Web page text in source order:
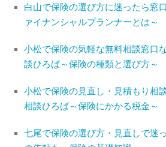
白山で保険の選び方に迷ったら窓
ァイナンシャルプランナーとは～
小松で保険の気軽な無料相談窓口
談ひろば～保険の種類と選び方～
小松で保険の見直し・見積もり相
相談ひろば～保険にかかる税金～
七尾で保険の選び方・見直しで迷